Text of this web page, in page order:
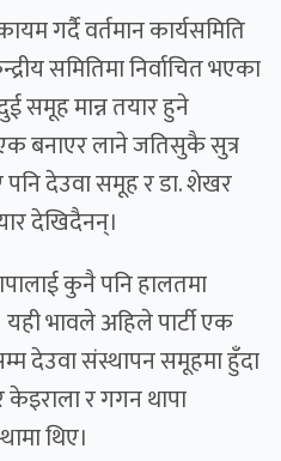
गर्दै वर्तमान कार्यसमिति
समितिमा निर्वाचित भएका
समूह मान्न तयार हुने
बनाएर लाने जतिसुकै सुत्र
देउवा समूह र डा. शेखर
देखिदैनन्।
कुनै पनि हालतमा
भावले अहिले पार्टी एक
देउवा संस्थापन समूहमा हुँदा
र गगन थापा
थिए।